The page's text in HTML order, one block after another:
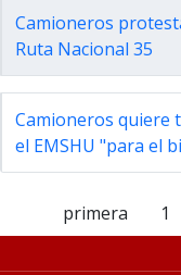
Camioneros
Ruta Nacional 35
Camioneros quiere
el EMSHU "para el
primera 1